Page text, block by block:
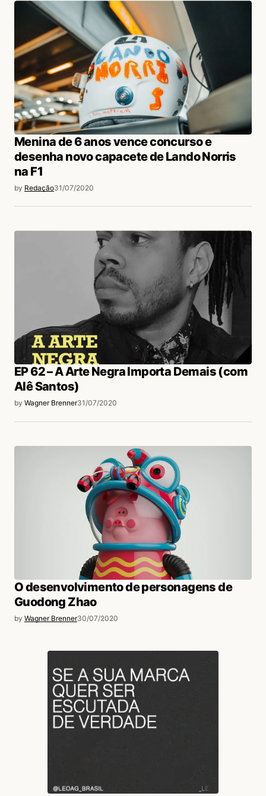
Menina de 6 anos vence concurso e
desenha novo capacete de Lando Norris
na F1
by Redação31/07/2020
EP 62 – A Arte Negra Importa Demais (com
Alê Santos)
by Wagner Brenner31/07/2020
O desenvolvimento de personagens de
Guodong Zhao
by Wagner Brenner30/07/2020